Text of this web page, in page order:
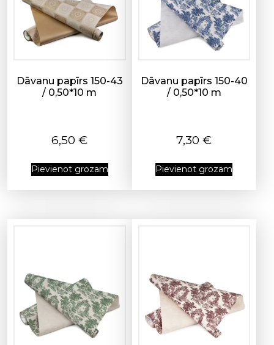
Dāvanu papīrs 150-43
/ 0,50*10 m
6,50€
Pievienot grozam
Dāvanu papīrs 150-40
/ 0,50*10 m
7,30€
Pievienot grozam